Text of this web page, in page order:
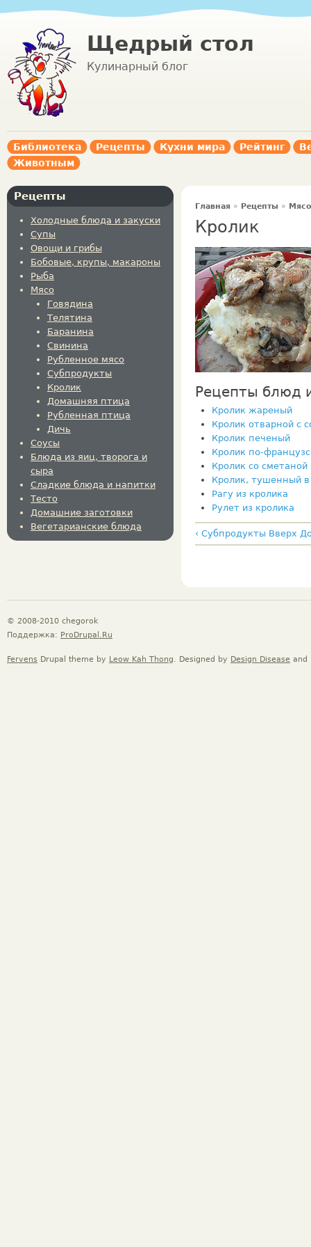
Щедрый стол
Кулинарный блог
Библиотека Рецепты Кухни мира Рейтинг
Животным
Рецепты
Холодные блюда и закуски
Супы
Овощи и грибы
Бобовые, крупы, макароны
Рыба
Мясо
Говядина
Телятина
Баранина
Свинина
Рубленное мясо
Субпродукты
Кролик
Домашняя птица
Рубленная птица
Дичь
Соусы
Блюда из яиц, творога и
сыра
Сладкие блюда и напитки
Тесто
Домашние заготовки
Вегетарианские блюда
Главная» Рецепты » Мясо
Кролик
Рецепты блюд
Кролик жареный
Кролик отварной с
Кролик печеный
Кролик по-
Кролик со сметаной
Кролик, тушенный
Рагу из кролика
Рулет из кролика
‹ Субпродукты Вверх
© 2008-2010 chegorok
Поддержка: ProDrupal.Ru
Fervens Drupal theme by Leow Kah Thong. Designed by Design Disease and